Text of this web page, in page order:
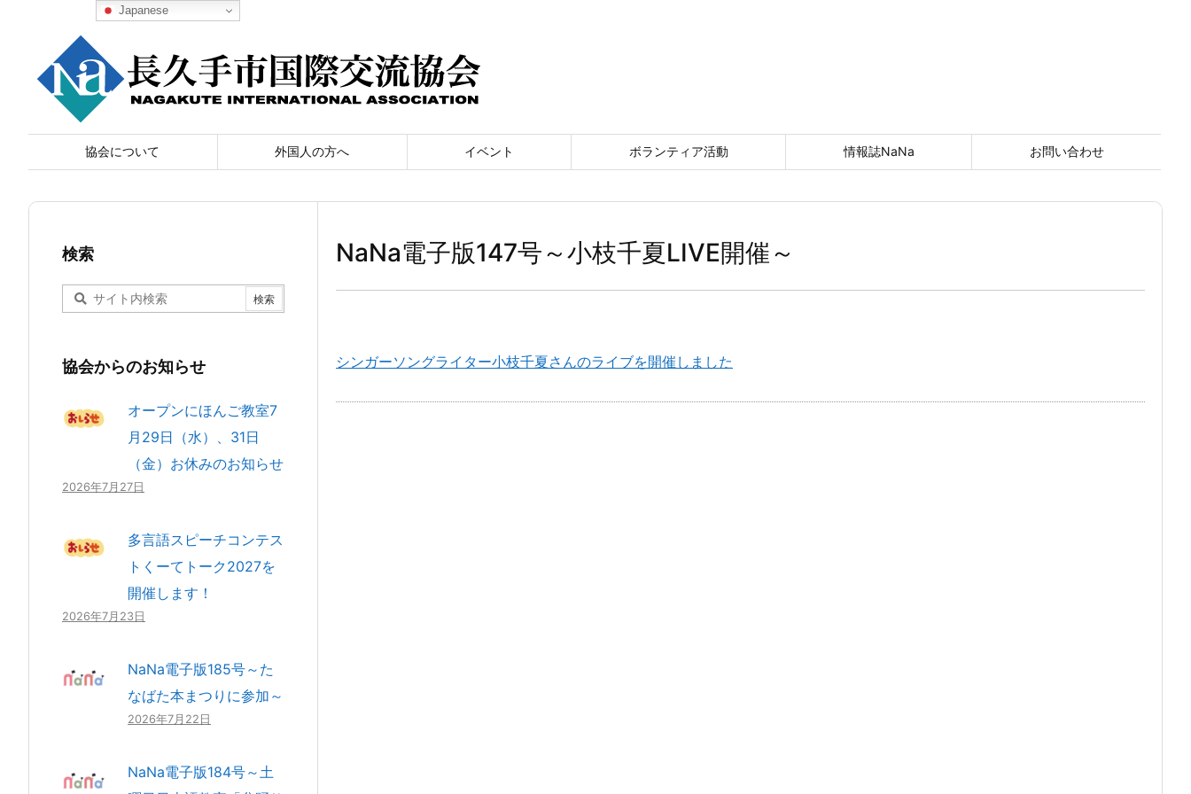
協会について 外国人の方へ イベント ボランティア活動 情報誌NaNa お問い合わせ
NaNa電子版147号～小枝千夏LIVE開催～
シンガーソングライター小枝千夏さんのライブを開催しました
検索
協会からのお知らせ
オープンにほんご教室7
月29日（水）、31日
（金）お休みのお知らせ
2026年7月27日
多言語スピーチコンテス
トくーてトーク2027を
開催します！
2026年7月23日
NaNa電子版185号～た
なばた本まつりに参加～
2026年7月22日
NaNa電子版184号～土
Japanese